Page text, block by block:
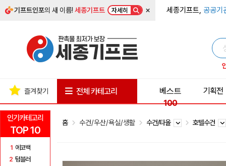
기프트인포의 새 이름!세종기프트 자세히 × 세종기프트, 공공기
인기카테고리
TOP 10
1 에코백
2 텀블러
즐겨찾기 전체 카테고리
베스트
100
기획전
홈 수건/우산/욕실/생활 수건/타올 호텔수건